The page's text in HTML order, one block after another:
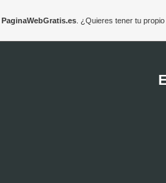
PaginaWebGratis.es. ¿Quieres tener tu propio